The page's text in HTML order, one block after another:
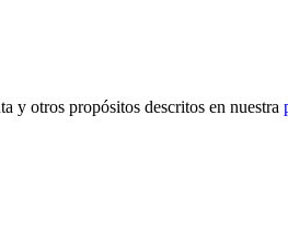
y otros propósitos descritos en nuestra